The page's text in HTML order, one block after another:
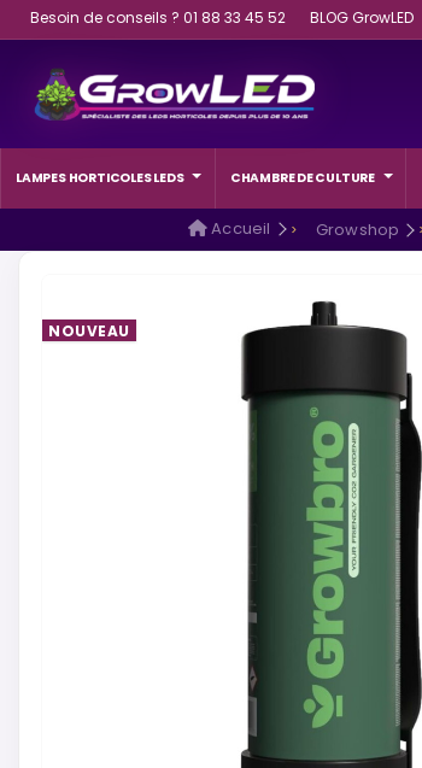
Besoin de conseils ? 01 88 33 45 52 BLOG GrowLED
LAMPES HORTICOLES LEDS CHAMBRE DE CULTURE
Accueil Growshop
NOUVEAU